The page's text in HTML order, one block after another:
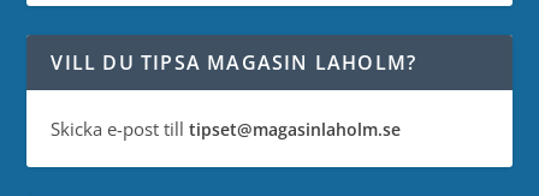
VILL DU TIPSA MAGASIN LAHOLM?
Skicka e-post tilltipset@magasinlaholm.se